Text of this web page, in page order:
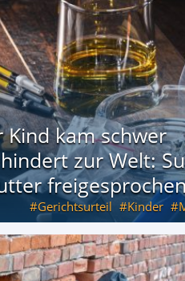
in den finanziellen Ruin!
Kind kam schwer
zur Welt:
Gerichtsurteil Kinder
freigesprochen!